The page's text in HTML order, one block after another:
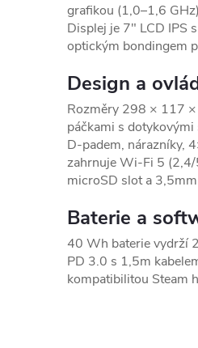
grafikou (1,0–1,6
Displej je 7" LCD IPS
optickým bondingem
Design a
Rozměry 298 × 117
páčkami s
D-padem, nárazníky,
zahrnuje Wi-Fi 5
microSD slot a
Baterie a
40 Wh baterie vydrží
PD 3.0 s 1,5m
kompatibilitou Steam